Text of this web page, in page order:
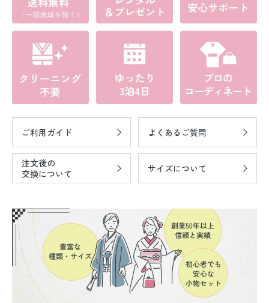
ご利用ガイド よくあるご質問
注文後の
交換について
サイズについて